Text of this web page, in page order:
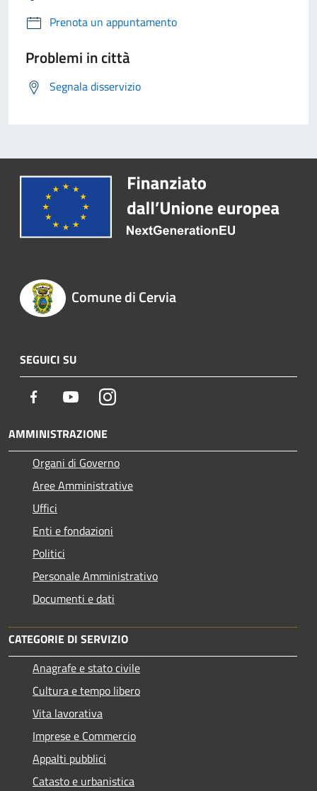
Prenota un appuntamento
Problemi in città
Segnala disservizio
Comune di Cervia
SEGUICI SU
Facebook YoutubeInstagram
AMMINISTRAZIONE
Organi di Governo
Aree Amministrative
Uffici
Enti e fondazioni
Politici
Personale Amministrativo
Documenti e dati
CATEGORIE DI SERVIZIO
Anagrafe e stato civile
Cultura e tempo libero
Vita lavorativa
Imprese e Commercio
Appalti pubblici
Catasto e urbanistica